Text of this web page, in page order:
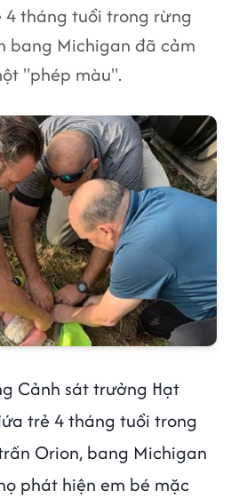
4 tháng tuổi trong rừng
bang Michigan đã cảm
"phép màu".
Cảnh sát trưởng Hạt
trẻ 4 tháng tuổi trong
Orion, bang Michigan
phát hiện em bé mặc